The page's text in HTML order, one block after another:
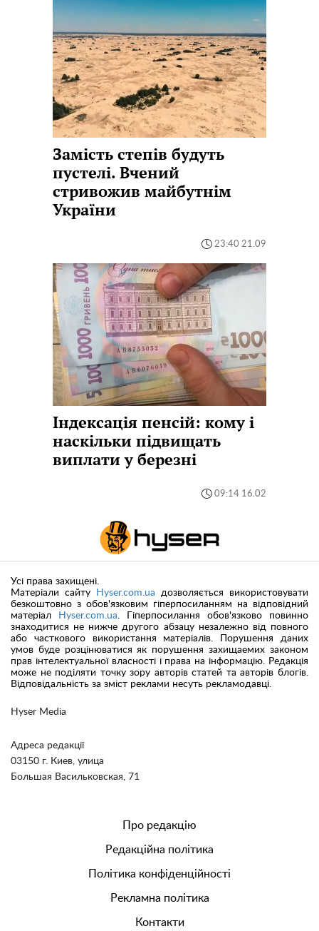
Замість степів будуть
пустелі. Вчений
стривожив майбутнім
України
23:40 21.09
Індексація пенсій: кому і
наскільки підвищать
виплати у березні
09:14 16.02
Hyser Media
Адреса редакції
03150 г. Киев, улица
Большая Васильковская, 71
Усі права захищені.
Матеріали сайту
Hyser.com.ua дозволяється використовувати
безкоштовно з обов'язковим гіперпосиланням на відповідний
матеріал
Hyser.com.ua. Гіперпосилання обов'язково повинно
знаходитися не нижче другого абзацу незалежно від повного
або часткового використання матеріалів. Порушення даних
умов буде розцінюватися як порушення захищаемих законом
прав інтелектуальної власності і права на інформацію. Редакція
може не поділяти точку зору авторів статей та авторів блогів.
Відповідальність за зміст реклами несуть рекламодавці.
Про редакцію
Редакційна політика
Політика конфіденційності
Рекламна політика
Контакти